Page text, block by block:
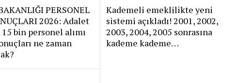
PERSONEL
2026: Adalet
15 bin personel alımı
ne zaman
Kademeli emeklilikte yeni
sistemi açıkladı! 2001, 2002,
2003, 2004, 2005 sonrasına
kademe kademe…